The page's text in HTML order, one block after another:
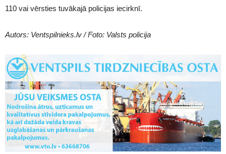
110 vai vērsties tuvākajā policijas iecirknī.
Autors: Ventspilnieks.lv / Foto: Valsts policija